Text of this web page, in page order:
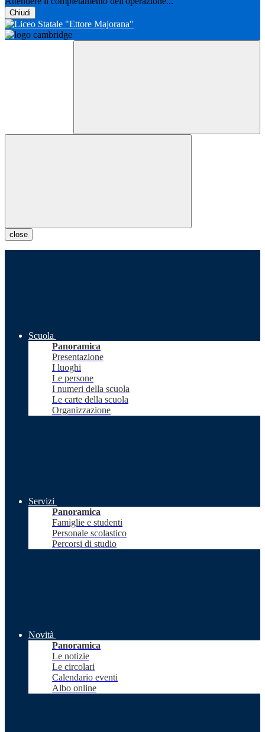
Chiudi
close
Scuola
Panoramica
Presentazione
I luoghi
Le persone
I numeri della scuola
Le carte della scuola
Organizzazione
Servizi
Panoramica
Famiglie e studenti
Personale scolastico
Percorsi di studio
Novità
Panoramica
Le notizie
Le circolari
Calendario eventi
Albo online